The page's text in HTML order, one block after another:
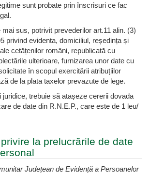
sunt probate prin înscrisuri ce fac
mai sus, potrivit prevederilor art.11 alin. (3)
privind evidenta, domiciliul, reședința și
cetățenilor români, republicată cu
ulterioare, furnizarea unor date cu
în scopul exercitării atribuțiilor
de la plata taxelor prevazute de lege.
juridice, trebuie să atașeze cererii dovada
de date din R.N.E.P., care este de 1 leu/
la prelucrările de date
Județean de Evidență a Persoanelor